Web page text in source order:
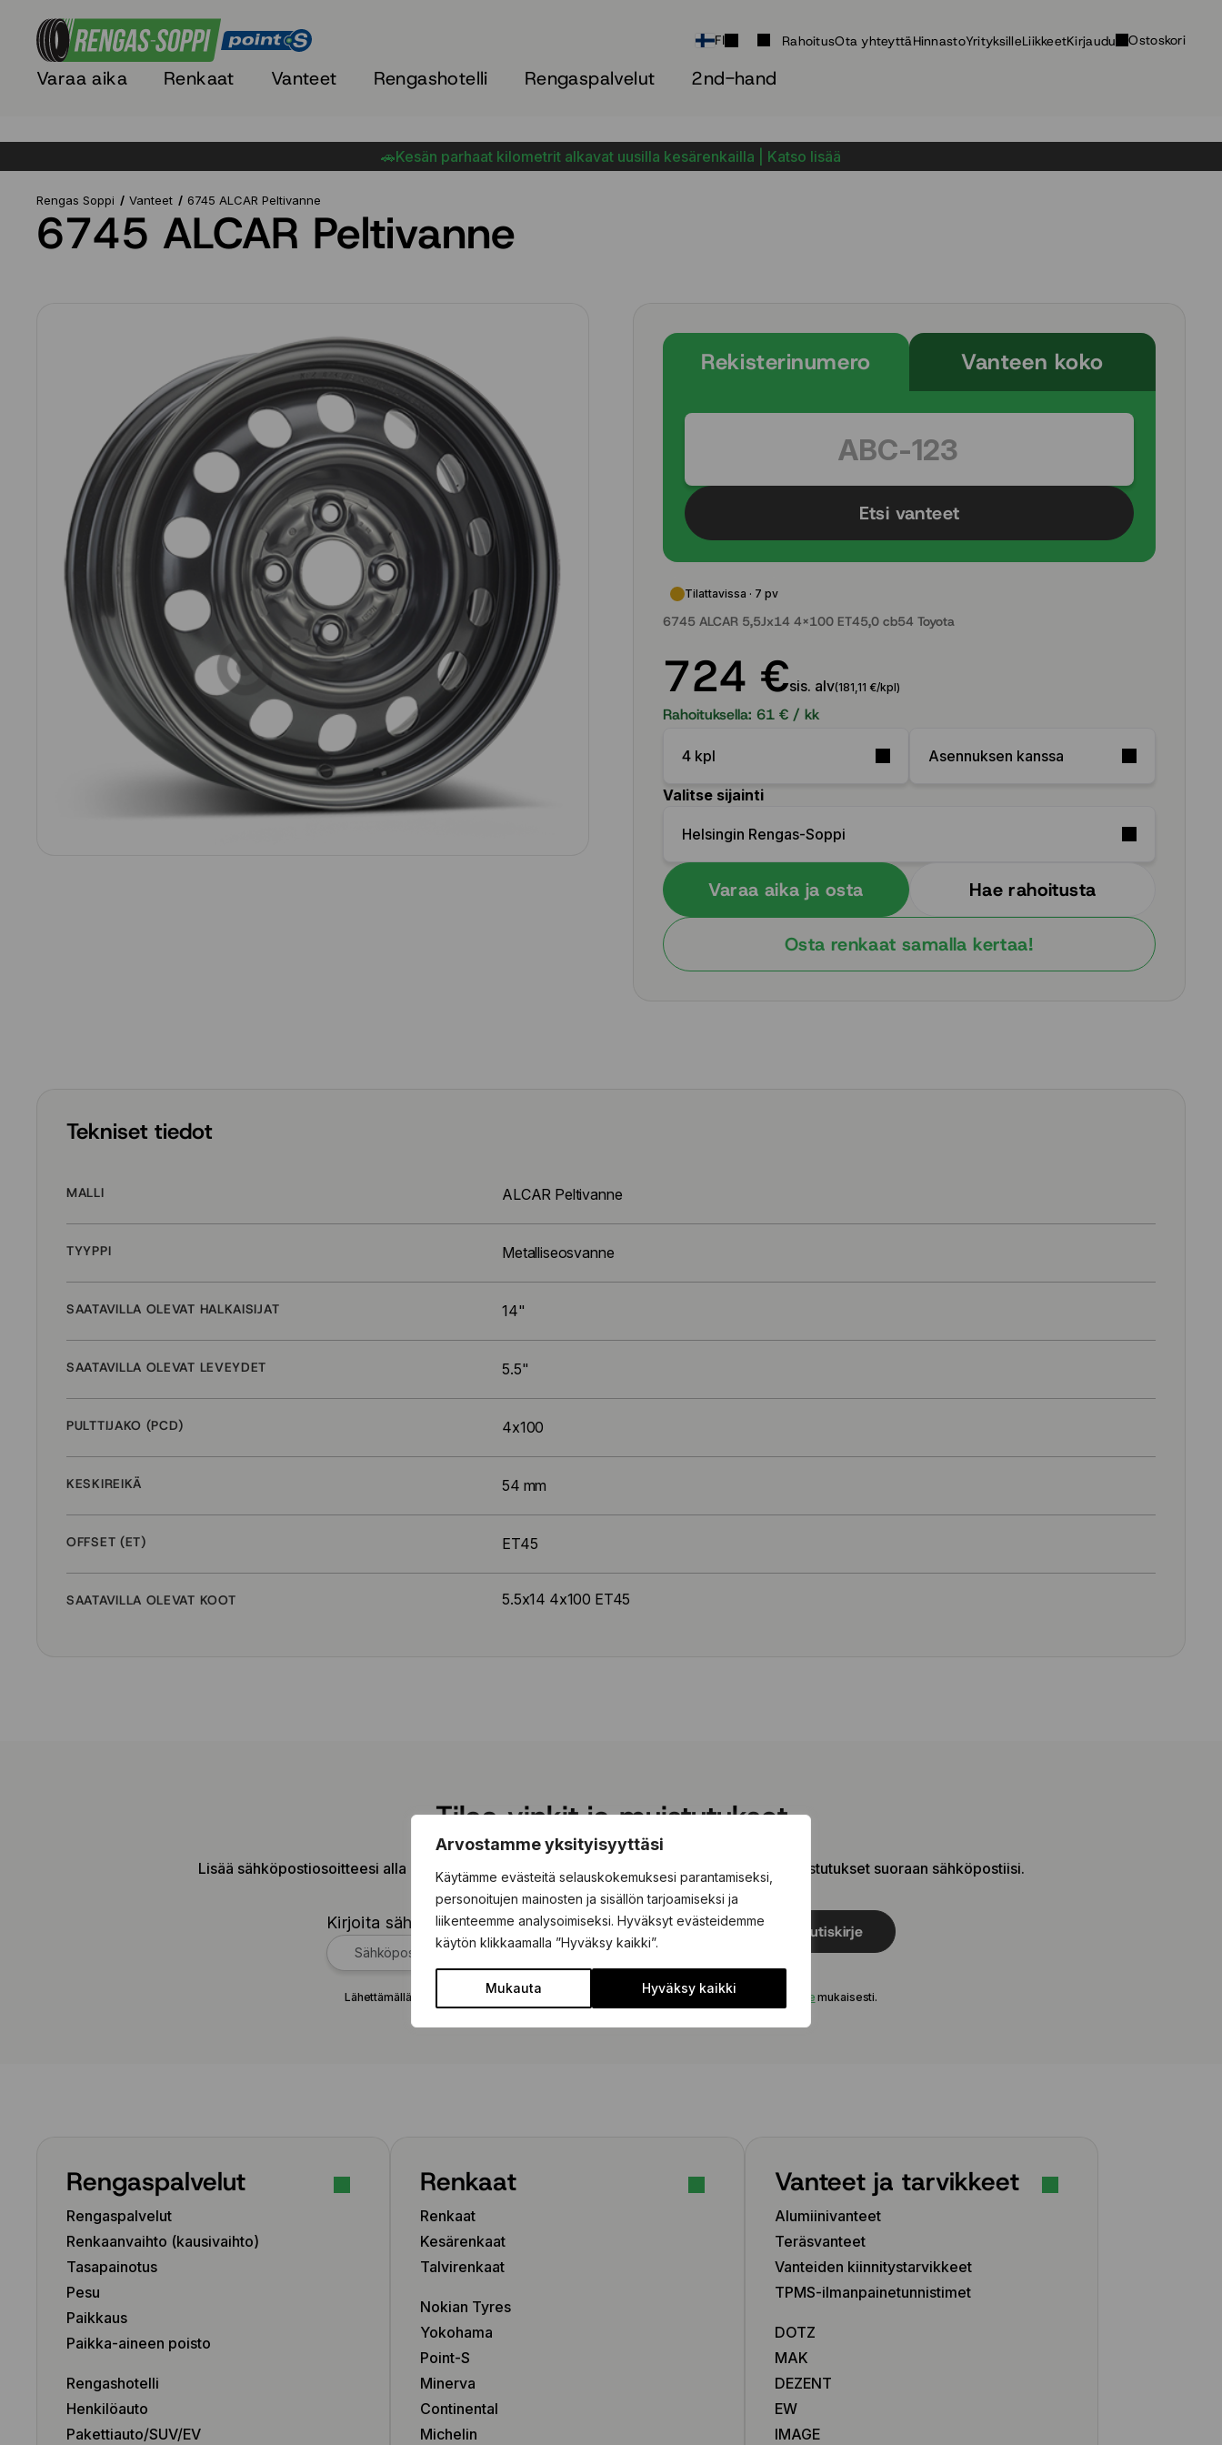
Arvostamme yksityisyyttäsi
Käytämme evästeitä selauskokemuksesi parantamiseksi,
personoitujen mainosten ja sisällön tarjoamiseksi ja
liikenteemme analysoimiseksi. Hyväksyt evästeidemme
käytön klikkaamalla ”Hyväksy kaikki”.
Mukauta Hyväksy kaikki
FI RahoitusOta yhteyttäHinnastoYrityksilleLiikkeetKirjaudu Ostoskori
Varaa aika Renkaat Vanteet Rengashotelli Rengaspalvelut 2nd-hand
🚗Kesän parhaat kilometrit alkavat uusilla kesärenkailla | Katso lisää
Rengas Soppi Vanteet 6745 ALCAR Peltivanne
6745 ALCAR Peltivanne
Rekisterinumero Vanteen koko
Etsi vanteet
Tilattavissa · 7 pv
6745 ALCAR 5,5Jx14 4x100 ET45,0 cb54 Toyota
724 €sis. alv(181,11 €/kpl)
Rahoituksella: 61 € / kk
4 kpl Asennuksen kanssa
Valitse sijainti
Helsingin Rengas-Soppi
Varaa aika ja osta Hae rahoitusta
Osta renkaat samalla kertaa!
Tekniset tiedot
MALLI ALCAR Peltivanne
TYYPPI Metalliseosvanne
SAATAVILLA OLEVAT HALKAISIJAT 14"
SAATAVILLA OLEVAT LEVEYDET 5.5"
PULTTIJAKO (PCD) 4x100
KESKIREIKÄ 54 mm
OFFSET (ET) ET45
SAATAVILLA OLEVAT KOOT 5.5x14 4x100 ET45
Tilaa vinkit ja muistutukset
Lisää sähköpostiosoitteesi alla olevaan kenttään ja tilaa kiinnostavimmat vinkit ja kausimuistutukset suoraan sähköpostiisi.
Kirjoita sähköpostisi tähän... Tilaa uutiskirje
Lähettämällä tämän lomakkeen hyväksyt, että tietojasi käsitellääntietosuojakäytäntömme mukaisesti.
Rengaspalvelut
Rengaspalvelut
Renkaanvaihto (kausivaihto)
Tasapainotus
Pesu
Paikkaus
Paikka-aineen poisto
Rengashotelli
Henkilöauto
Pakettiauto/SUV/EV
Renkaat
Renkaat
Kesärenkaat
Talvirenkaat
Nokian Tyres
Yokohama
Point-S
Minerva
Continental
Michelin
Vanteet ja tarvikkeet
Alumiinivanteet
Teräsvanteet
Vanteiden kiinnitystarvikkeet
TPMS-ilmanpainetunnistimet
DOTZ
MAK
DEZENT
EW
IMAGE